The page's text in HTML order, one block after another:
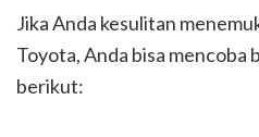
Jika Anda kesulitan
Toyota, Anda bisa
berikut: